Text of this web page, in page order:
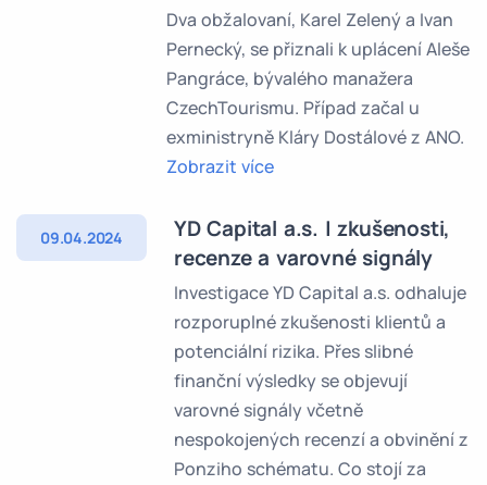
Dva obžalovaní, Karel Zelený a Ivan
Pernecký, se přiznali k uplácení Aleše
Pangráce, bývalého manažera
CzechTourismu. Případ začal u
exministryně Kláry Dostálové z ANO.
Zobrazit více
09.04.2024
YD Capital a.s. | zkušenosti,
recenze a varovné signály
Investigace YD Capital a.s. odhaluje
rozporuplné zkušenosti klientů a
potenciální rizika. Přes slibné
finanční výsledky se objevují
varovné signály včetně
nespokojených recenzí a obvinění z
Ponziho schématu. Co stojí za